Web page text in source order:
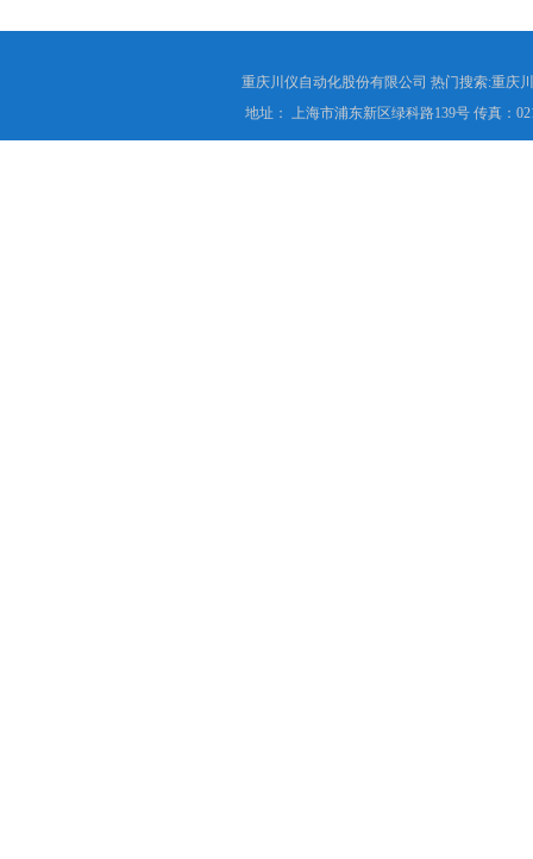
重庆川仪自动化股份有限公司 热门搜索:重庆
地址： 上海市浦东新区绿科路139号 传真：